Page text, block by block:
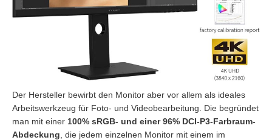
Der Hersteller bewirbt den Monitor aber vor allem als ideales
Arbeitswerkzeug für Foto- und Videobearbeitung. Die begründet
man mit einer 100% sRGB- und einer 96% DCI-P3-Farbraum-
Abdeckung , die jedem einzelnen Monitor mit einem im